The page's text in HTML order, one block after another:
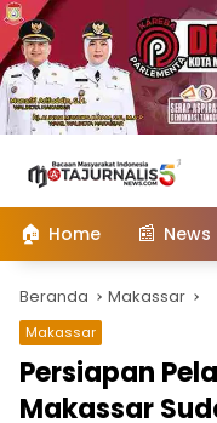
konten
🏠 Home 📰 News
Beranda Makassar
Makassar
Persiapan
Makassar